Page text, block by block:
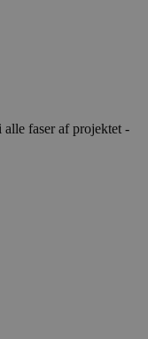
faser af projektet -